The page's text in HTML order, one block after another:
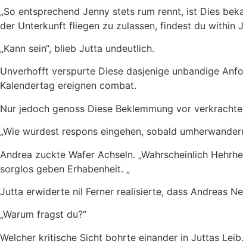
„So entsprechend Jenny stets rum rennt, ist Dies
der Unterkunft fliegen zu zulassen, findest du within
„Kann sein“, blieb Jutta undeutlich.
Unverhofft verspurte Diese dasjenige unbandige
Kalendertag ereignen combat.
Nur jedoch genoss Diese Beklemmung vor
„Wie wurdest respons eingehen, sobald
Andrea zuckte Wafer Achseln. „Wahrscheinlich
sorglos geben Erhabenheit. „
Jutta erwiderte nil Ferner realisierte, dass Andreas
„Warum fragst du?“
Welcher kritische Sicht bohrte einander in Juttas